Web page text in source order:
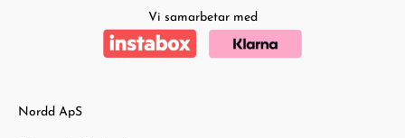
Vi samarbetar med
Nordd ApS